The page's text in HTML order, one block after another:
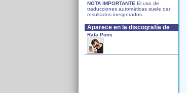
NOTA IMPORTANTE El uso de
traducciones automáticas suele dar
resultados inesperados.
Aparece en la discografía de
Rafa Pons